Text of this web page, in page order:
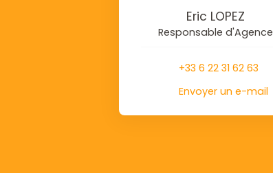
Eric LOPEZ
Responsable d'Agence
+33 6 22 31 62 63
Envoyer un e-mail